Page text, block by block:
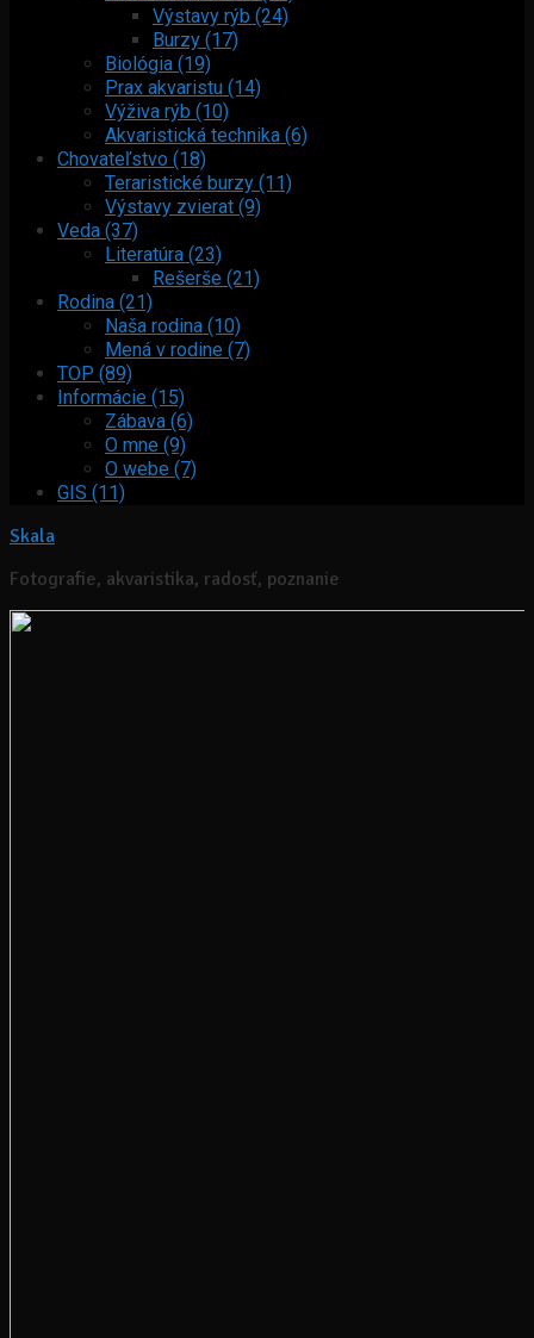
Výstavy rýb (24)
Burzy (17)
Biológia (19)
Prax akvaristu (14)
Výživa rýb (10)
Akvaristická technika (6)
Chovateľstvo (18)
Teraristické burzy (11)
Výstavy zvierat (9)
Veda (37)
Literatúra (23)
Rešerše (21)
Rodina (21)
Naša rodina (10)
Mená v rodine (7)
TOP (89)
Informácie (15)
Zábava (6)
O mne (9)
O webe (7)
GIS (11)
Skala
Fotografie, akvaristika, radosť, poznanie